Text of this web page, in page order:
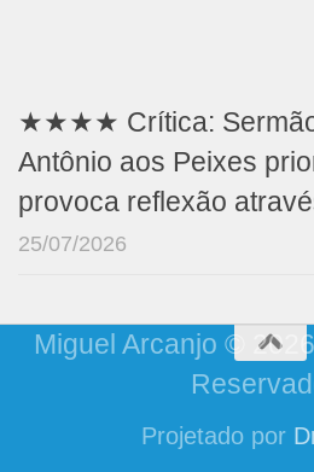
★★★★ Crítica:
Antônio aos Peixes
provoca reflexão
25/07/2026
Miguel Arcanjo ©
Projetado por